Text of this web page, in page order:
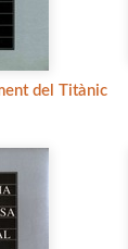
del Titànic